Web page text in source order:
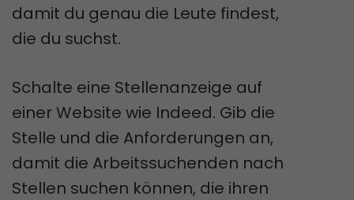
damit du genau die Leute findest,
die du suchst.
Schalte eine Stellenanzeige auf
einer Website wie Indeed. Gib die
Stelle und die Anforderungen an,
damit die Arbeitssuchenden nach
Stellen suchen können, die ihren